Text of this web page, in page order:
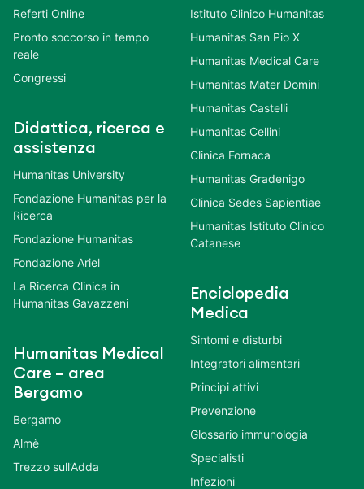
Referti Online
Pronto soccorso in tempo
reale
Congressi
Didattica, ricerca e
assistenza
Humanitas University
Fondazione Humanitas per la
Ricerca
Fondazione Humanitas
Fondazione Ariel
La Ricerca Clinica in
Humanitas Gavazzeni
Humanitas Medical
Care – area
Bergamo
Bergamo
Almè
Trezzo sull’Adda
Istituto Clinico Humanitas
Humanitas San Pio X
Humanitas Medical Care
Humanitas Mater Domini
Humanitas Castelli
Humanitas Cellini
Clinica Fornaca
Humanitas Gradenigo
Clinica Sedes Sapientiae
Humanitas Istituto Clinico
Catanese
Enciclopedia
Medica
Sintomi e disturbi
Integratori alimentari
Principi attivi
Prevenzione
Glossario immunologia
Specialisti
Infezioni